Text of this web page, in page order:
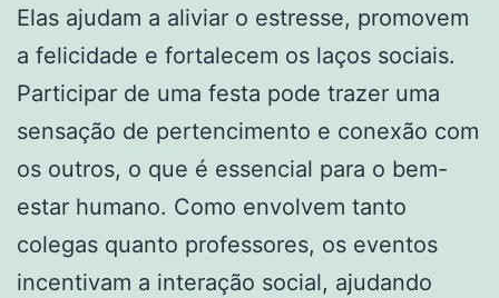
Elas ajudam a aliviar o estresse, promovem
a felicidade e fortalecem os laços sociais.
Participar de uma festa pode trazer uma
sensação de pertencimento e conexão com
os outros, o que é essencial para o bem-
estar humano. Como envolvem tanto
colegas quanto professores, os eventos
incentivam a interação social, ajudando